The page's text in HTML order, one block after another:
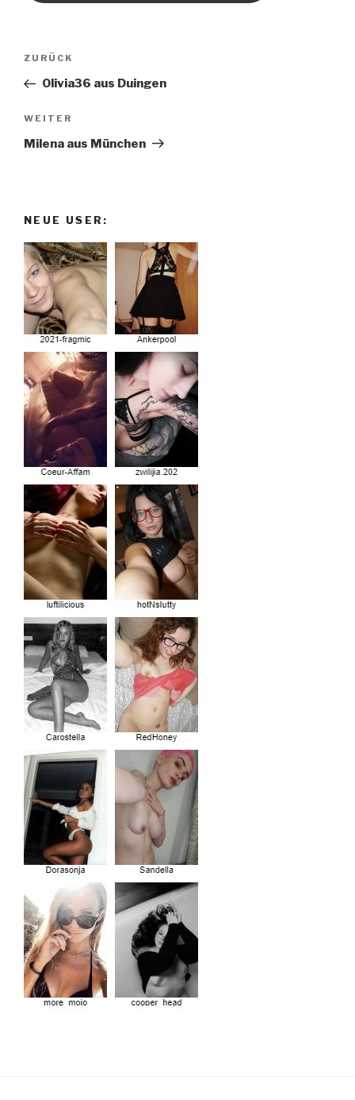
Beitragsnavigation
Vorheriger
Beitrag
ZURÜCK
Olivia36 aus Duingen
Nächster
Beitrag
WEITER
Milena aus München
NEUE USER: